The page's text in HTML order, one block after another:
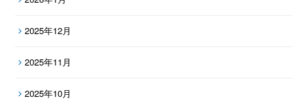
2025年12月
2025年11月
2025年10月